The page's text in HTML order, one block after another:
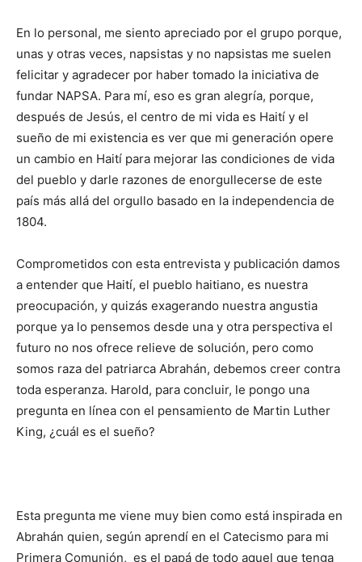
En lo personal, me siento apreciado por el grupo porque,
unas y otras veces, napsistas y no napsistas me suelen
felicitar y agradecer por haber tomado la iniciativa de
fundar NAPSA. Para mí, eso es gran alegría, porque,
después de Jesús, el centro de mi vida es Haití y el
sueño de mi existencia es ver que mi generación opere
un cambio en Haití para mejorar las condiciones de vida
del pueblo y darle razones de enorgullecerse de este
país más allá del orgullo basado en la independencia de
1804.
Comprometidos con esta entrevista y publicación damos
a entender que Haití, el pueblo haitiano, es nuestra
preocupación, y quizás exagerando nuestra angustia
porque ya lo pensemos desde una y otra perspectiva el
futuro no nos ofrece relieve de solución, pero como
somos raza del patriarca Abrahán, debemos creer contra
toda esperanza. Harold, para concluir, le pongo una
pregunta en línea con el pensamiento de Martin Luther
King, ¿cuál es el sueño?
Esta pregunta me viene muy bien como está inspirada en
Abrahán quien, según aprendí en el Catecismo para mi
Primera Comunión, es el papá de todo aquel que tenga